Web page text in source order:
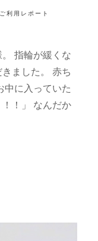
ご利用レポート
指輪が緩くな
ました。 赤ち
中に入っていた
！」 なんだか